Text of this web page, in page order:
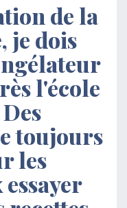
de la
je dois
l'école
toujours
les